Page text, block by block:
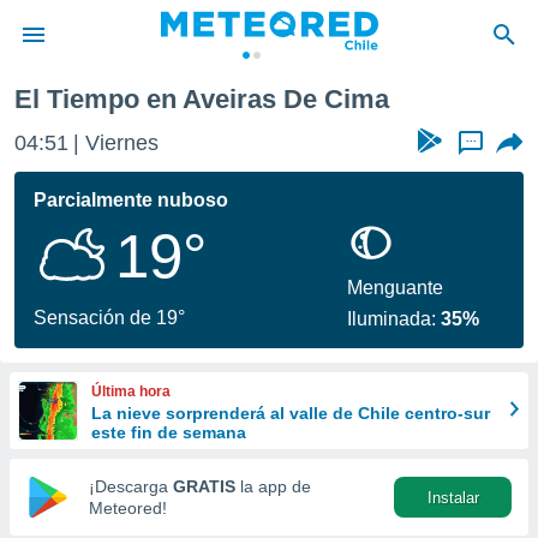
de
por
se
calidad.
a este
las
y
forma
digital
basada
El Tiempo en Aveiras De Cima
04:51 Viernes ...
Parcialmente nuboso
19°
Sensación de 19°
Menguante
Iluminada:35%
Última hora
La nieve sorprenderá al valle de Chile centro-sur
este fin de semana
¡Descarga GRATIS la app de
Meteored!
Instalar